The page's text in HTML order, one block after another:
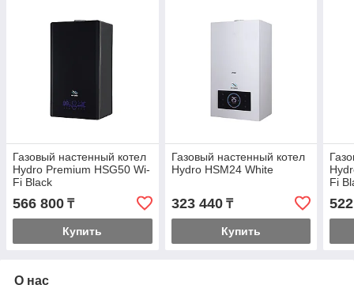
Газовый настенный котел
Hydro Premium HSG50 Wi-
Fi Black
566 800 ₸
Купить
Газовый настенный котел
Hydro HSM24 White
323 440₸
Купить
Fi
О нас